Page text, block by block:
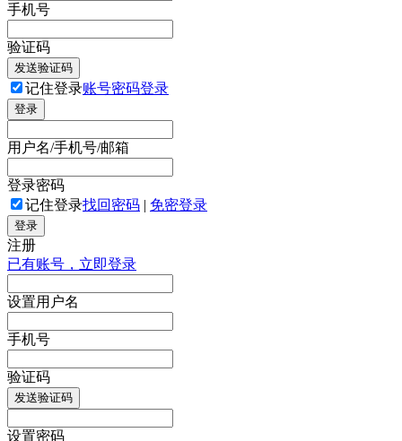
手机号
验证码
发送验证码
记住登录账号密码登录
登录
用户名/手机号/邮箱
登录密码
记住登录找回密码 | 免密登录
登录
注册
已有账号，立即登录
设置用户名
手机号
验证码
发送验证码
设置密码